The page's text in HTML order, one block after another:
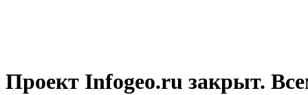
Проект Infogeo.ru закрыт.